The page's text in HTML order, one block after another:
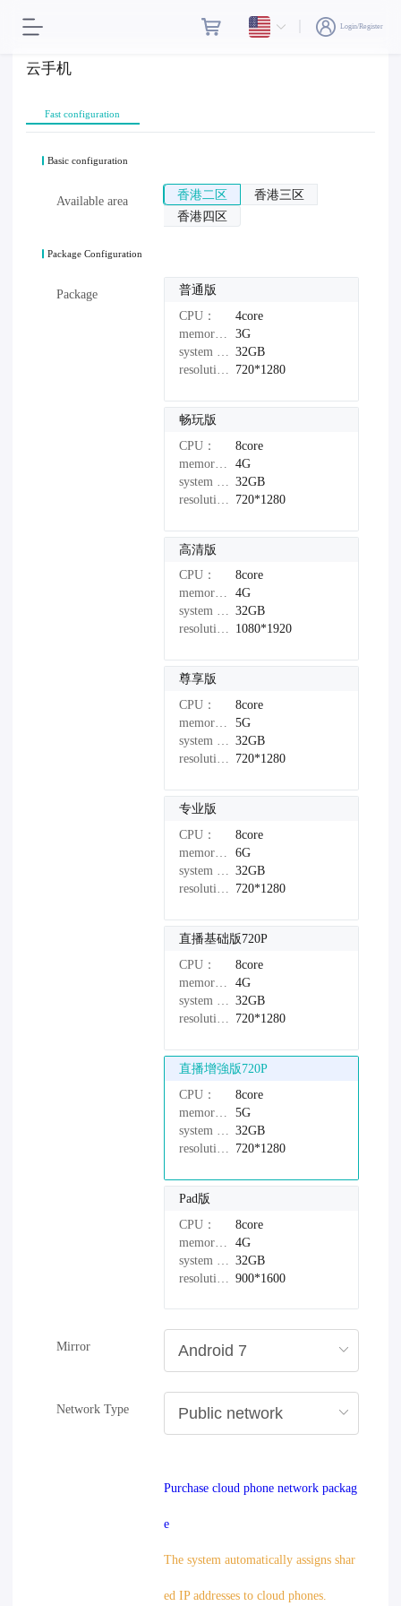
Login/Register
云手机
Fast configuration
Basic configuration
Available area 香港二区
香港三区
香港四区
Package Configuration
Package
普通版
CPU：
4core
memory：
3G
32GB
720*1280
畅玩版
CPU：
8core
memory：
4G
32GB
720*1280
高清版
CPU：
8core
memory：
4G
system disk： 32GB
resolution： 1080*1920
尊享版
CPU：
8core
memory：
5G
system disk： 32GB
resolution： 720*1280
专业版
CPU：
8core
memory：
6G
system disk： 32GB
resolution： 720*1280
直播基础版720P
CPU：
8core
memory：
4G
32GB
720*1280
直播增強版720P
CPU：
8core
memory：
5G
32GB
720*1280
Pad版
CPU：
8core
memory：
4G
32GB
900*1600
Mirror
Network Type
Purchase cloud phone network packag
e
The system automatically assigns shar
ed IP addresses to cloud phones.